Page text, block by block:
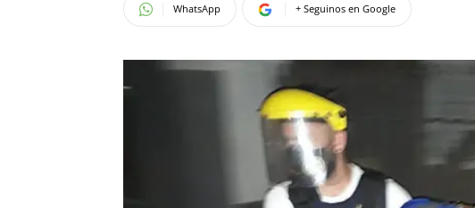
WhatsApp + Seguinos en Google